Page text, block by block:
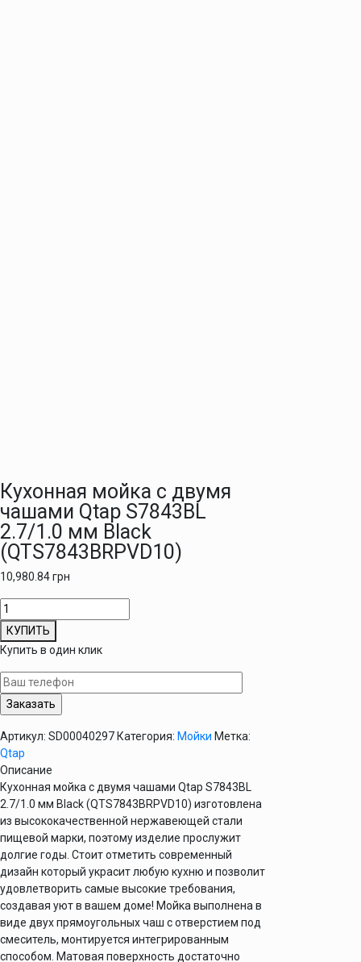
Кухонная мойка с двумя
чашами Qtap S7843BL
2.7/1.0 мм Black
(QTS7843BRPVD10)
10,980.84грн
Количество
товара
Кухонная
мойка
с
двумя
чашами
S7843BL
2.7/1.0
мм
Black
(QTS7843BRPVD10)
КУПИТЬ
Купить в один клик
Артикул: SD00040297 Категория: Мойки Метка:
Qtap
Описание
Кухонная мойка с двумя чашами Qtap S7843BL
2.7/1.0 мм Black (QTS7843BRPVD10) изготовлена
из высококачественной нержавеющей стали
пищевой марки, поэтому изделие прослужит
долгие годы. Стоит отметить современный
дизайн который украсит любую кухню и позволит
удовлетворить самые высокие требования,
создавая уют в вашем доме! Мойка выполнена в
виде двух прямоугольных чаш с отверстием под
смеситель, монтируется интегрированным
способом. Матовая поверхность достаточно